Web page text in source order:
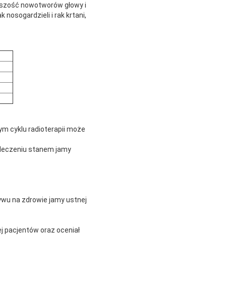
nowotworów głowy i
nosogardzieli i rak krtani,
cyklu radioterapii może
stanem jamy
na zdrowie jamy ustnej
pacjentów oraz oceniał